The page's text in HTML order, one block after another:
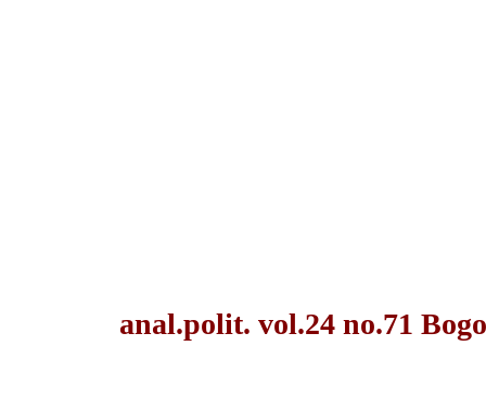
anal.polit. vol.24 no.71